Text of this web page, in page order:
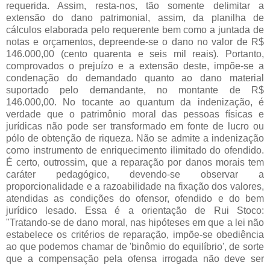
requerida. Assim, resta-nos, tão somente delimitar a
extensão do dano patrimonial, assim, da planilha de
cálculos elaborada pelo requerente bem como a juntada de
notas e orçamentos, depreende-se o dano no valor de R$
146.000,00 (cento quarenta e seis mil reais). Portanto,
comprovados o prejuízo e a extensão deste, impõe-se a
condenação do demandado quanto ao dano material
suportado pelo demandante, no montante de R$
146.000,00. No tocante ao quantum da indenização, é
verdade que o patrimônio moral das pessoas físicas e
jurídicas não pode ser transformado em fonte de lucro ou
pólo de obtenção de riqueza. Não se admite a indenização
como instrumento de enriquecimento ilimitado do ofendido.
É certo, outrossim, que a reparação por danos morais tem
caráter pedagógico, devendo-se observar a
proporcionalidade e a razoabilidade na fixação dos valores,
atendidas as condições do ofensor, ofendido e do bem
jurídico lesado. Essa é a orientação de Rui Stoco:
"Tratando-se de dano moral, nas hipóteses em que a lei não
estabelece os critérios de reparação, impõe-se obediência
ao que podemos chamar de 'binômio do equilíbrio', de sorte
que a compensação pela ofensa irrogada não deve ser